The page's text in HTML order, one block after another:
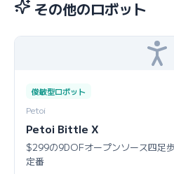
その他のロボット
俊敏型ロボット
Petoi
Petoi Bittle X
$299の9DOFオープンソース四足
定番